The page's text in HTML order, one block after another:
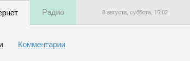
Радио 8 августа, суббота, 15:02
Комментарии